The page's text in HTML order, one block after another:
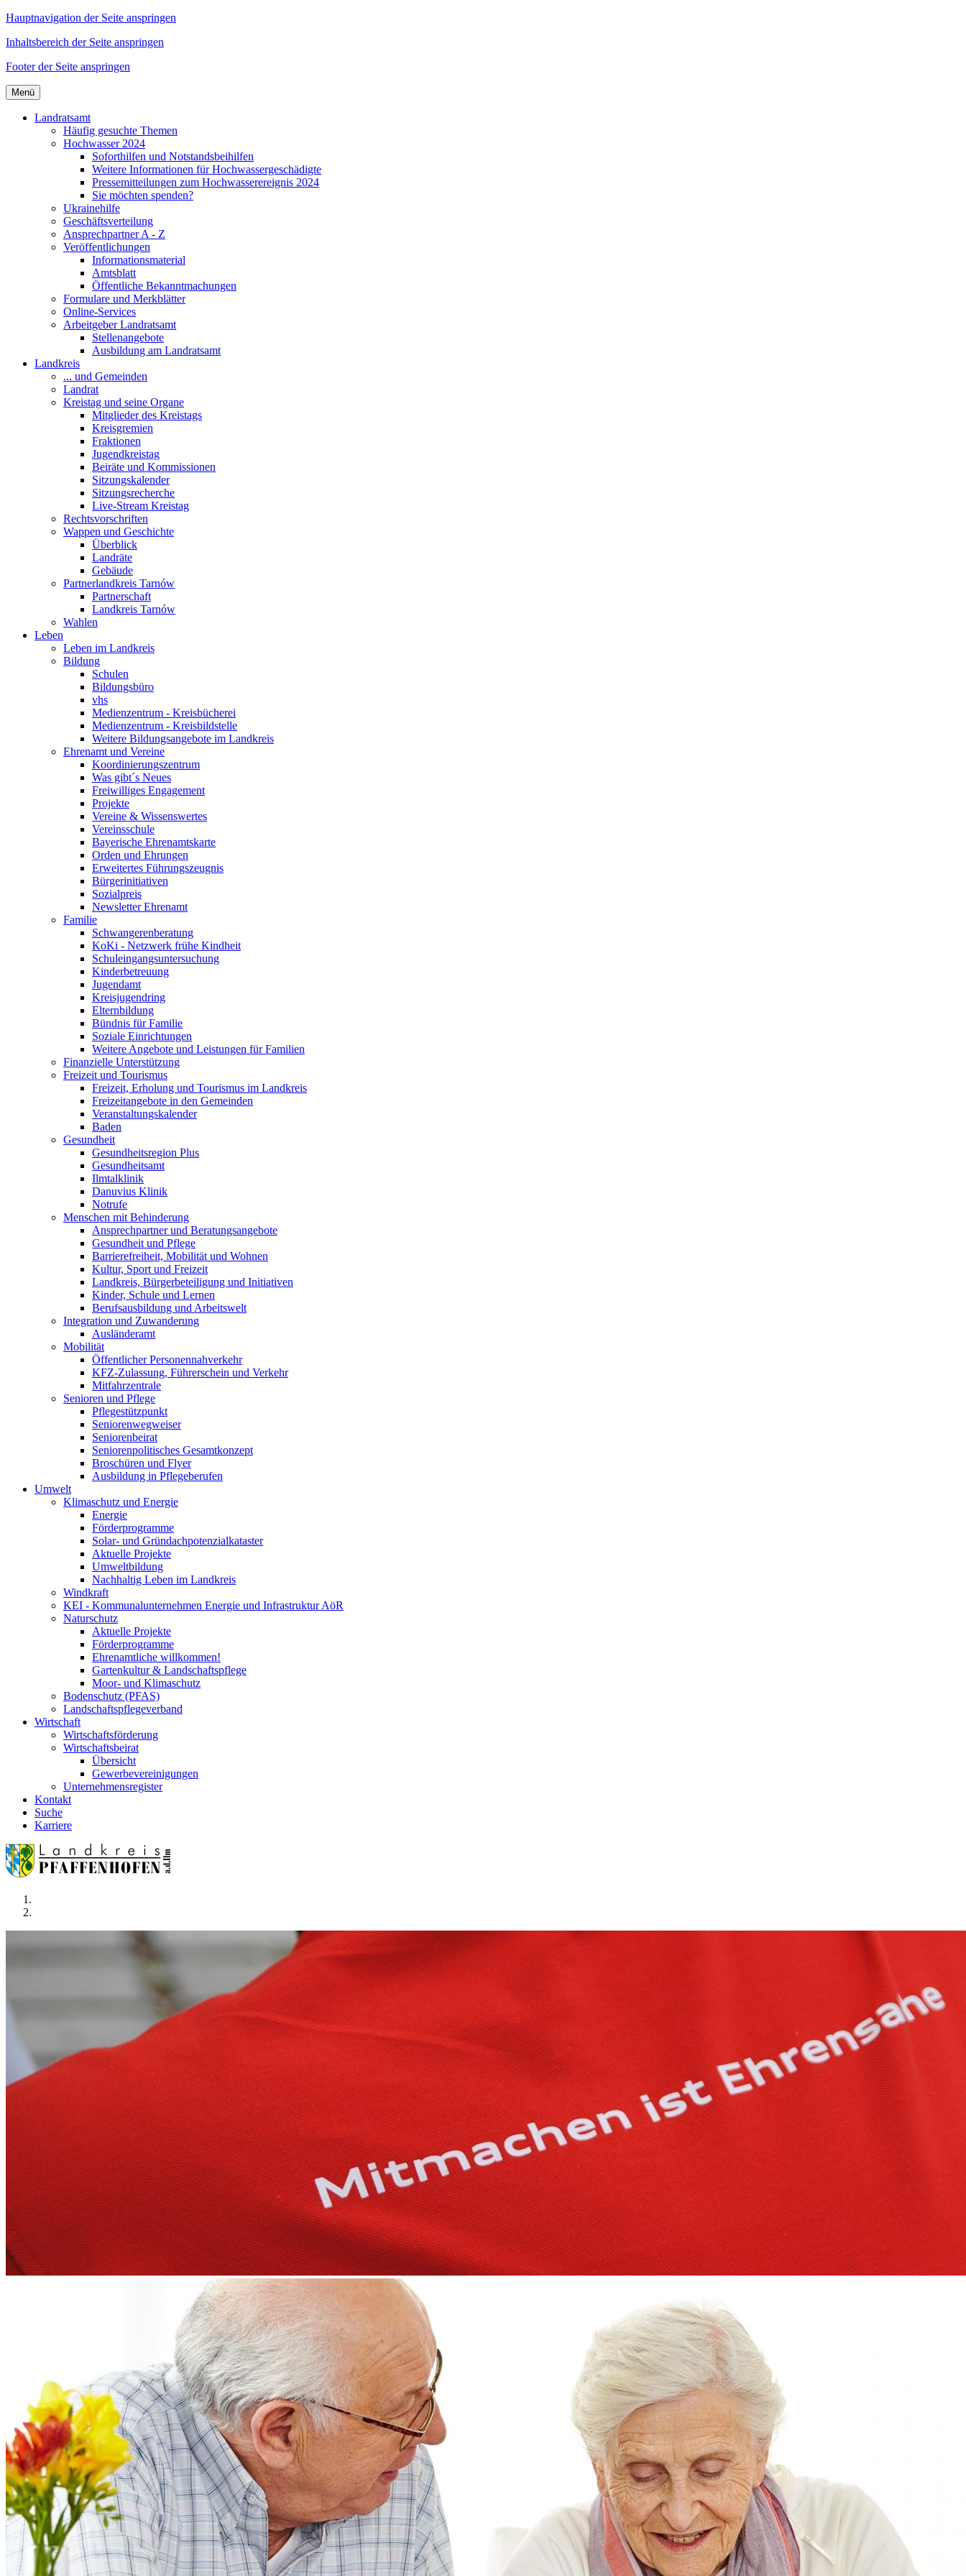
Hauptnavigation der Seite anspringen
Inhaltsbereich der Seite anspringen
Footer der Seite anspringen
Menü
Landratsamt
Häufig gesuchte Themen
Hochwasser 2024
Soforthilfen und Notstandsbeihilfen
Weitere Informationen für Hochwassergeschädigte
Pressemitteilungen zum Hochwasserereignis 2024
Sie möchten spenden?
Ukrainehilfe
Geschäftsverteilung
Ansprechpartner A - Z
Veröffentlichungen
Informationsmaterial
Amtsblatt
Öffentliche Bekanntmachungen
Formulare und Merkblätter
Online-Services
Arbeitgeber Landratsamt
Stellenangebote
Ausbildung am Landratsamt
Landkreis
... und Gemeinden
Landrat
Kreistag und seine Organe
Mitglieder des Kreistags
Kreisgremien
Fraktionen
Jugendkreistag
Beiräte und Kommissionen
Sitzungskalender
Sitzungsrecherche
Live-Stream Kreistag
Rechtsvorschriften
Wappen und Geschichte
Überblick
Landräte
Gebäude
Partnerlandkreis Tarnów
Partnerschaft
Landkreis Tarnów
Wahlen
Leben
Leben im Landkreis
Bildung
Schulen
Bildungsbüro
vhs
Medienzentrum - Kreisbücherei
Medienzentrum - Kreisbildstelle
Weitere Bildungsangebote im Landkreis
Ehrenamt und Vereine
Koordinierungszentrum
Was gibt´s Neues
Freiwilliges Engagement
Projekte
Vereine & Wissenswertes
Vereinsschule
Bayerische Ehrenamtskarte
Orden und Ehrungen
Erweitertes Führungszeugnis
Bürgerinitiativen
Sozialpreis
Newsletter Ehrenamt
Familie
Schwangerenberatung
KoKi - Netzwerk frühe Kindheit
Schuleingangsuntersuchung
Kinderbetreuung
Jugendamt
Kreisjugendring
Elternbildung
Bündnis für Familie
Soziale Einrichtungen
Weitere Angebote und Leistungen für Familien
Finanzielle Unterstützung
Freizeit und Tourismus
Freizeit, Erholung und Tourismus im Landkreis
Freizeitangebote in den Gemeinden
Veranstaltungskalender
Baden
Gesundheit
Gesundheitsregion Plus
Gesundheitsamt
Ilmtalklinik
Danuvius Klinik
Notrufe
Menschen mit Behinderung
Ansprechpartner und Beratungsangebote
Gesundheit und Pflege
Barrierefreiheit, Mobilität und Wohnen
Kultur, Sport und Freizeit
Landkreis, Bürgerbeteiligung und Initiativen
Kinder, Schule und Lernen
Berufsausbildung und Arbeitswelt
Integration und Zuwanderung
Ausländeramt
Mobilität
Öffentlicher Personennahverkehr
KFZ-Zulassung, Führerschein und Verkehr
Mitfahrzentrale
Senioren und Pflege
Pflegestützpunkt
Seniorenwegweiser
Seniorenbeirat
Seniorenpolitisches Gesamtkonzept
Broschüren und Flyer
Ausbildung in Pflegeberufen
Umwelt
Klimaschutz und Energie
Energie
Förderprogramme
Solar- und Gründachpotenzialkataster
Aktuelle Projekte
Umweltbildung
Nachhaltig Leben im Landkreis
Windkraft
KEI - Kommunalunternehmen Energie und Infrastruktur AöR
Naturschutz
Aktuelle Projekte
Förderprogramme
Ehrenamtliche willkommen!
Gartenkultur & Landschaftspflege
Moor- und Klimaschutz
Bodenschutz (PFAS)
Landschaftspflegeverband
Wirtschaft
Wirtschaftsförderung
Wirtschaftsbeirat
Übersicht
Gewerbevereinigungen
Unternehmensregister
Kontakt
Suche
Karriere